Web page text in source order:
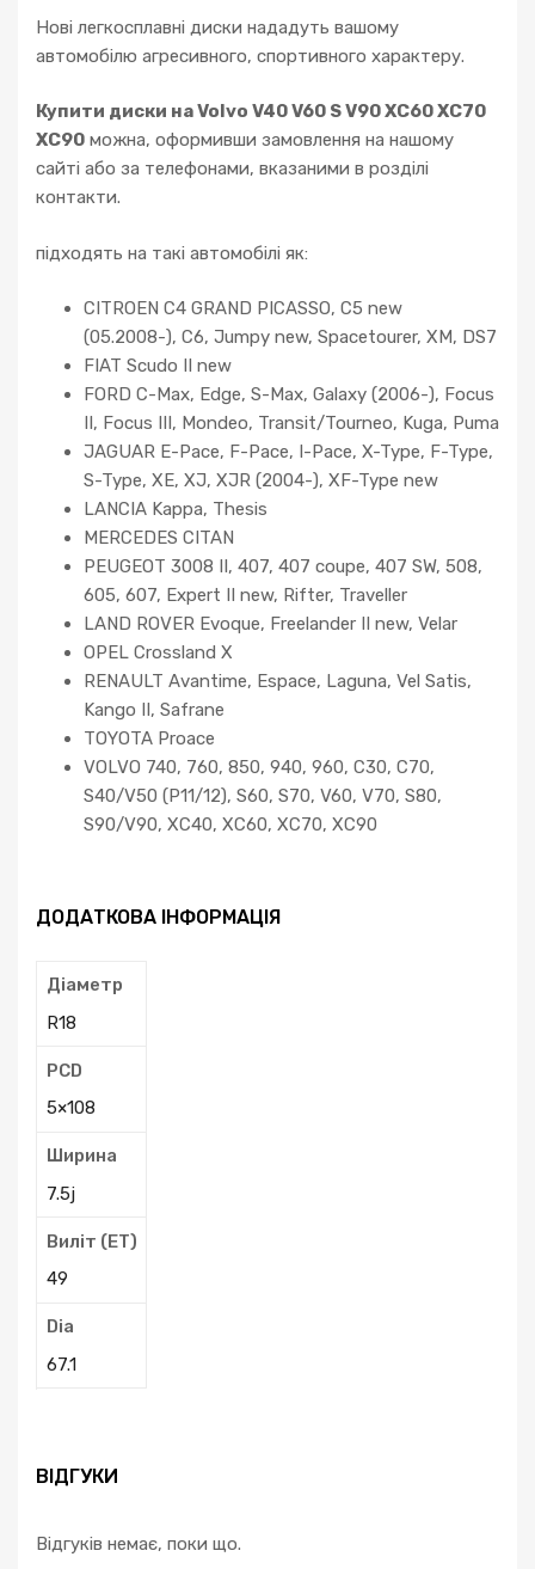
Нові легкосплавні диски нададуть вашому
автомобілю агресивного, спортивного характеру.
Купити диски на Volvo V40 V60 S V90 XC60 XC70
XC90 можна, оформивши замовлення на нашому
сайті або за телефонами, вказаними в розділі
контакти.
підходять на такі автомобілі як:
CITROEN C4 GRAND PICASSO, C5 new
(05.2008-), C6, Jumpy new, Spacetourer, XM, DS7
FIAT Scudo II new
FORD C-Max, Edge, S-Max, Galaxy (2006-), Focus
II, Focus III, Mondeo, Transit/Tourneo, Kuga, Puma
JAGUAR E-Pace, F-Pace, I-Pace, X-Type, F-Type,
S-Type, XE, XJ, XJR (2004-), XF-Type new
LANCIA Kappa, Thesis
MERCEDES CITAN
PEUGEOT 3008 II, 407, 407 coupe, 407 SW, 508,
605, 607, Expert II new, Rifter, Traveller
LAND ROVER Evoque, Freelander II new, Velar
OPEL Crossland X
RENAULT Avantime, Espace, Laguna, Vel Satis,
Kango II, Safrane
TOYOTA Proace
VOLVO 740, 760, 850, 940, 960, C30, C70,
S40/V50 (P11/12), S60, S70, V60, V70, S80,
S90/V90, XC40, XC60, XC70, XC90
ДОДАТКОВА ІНФОРМАЦІЯ
Діаметр
R18
PCD
5×108
Ширина
7.5j
Виліт (ЕТ)
49
Dia
67.1
ВІДГУКИ
Відгуків немає, поки що.